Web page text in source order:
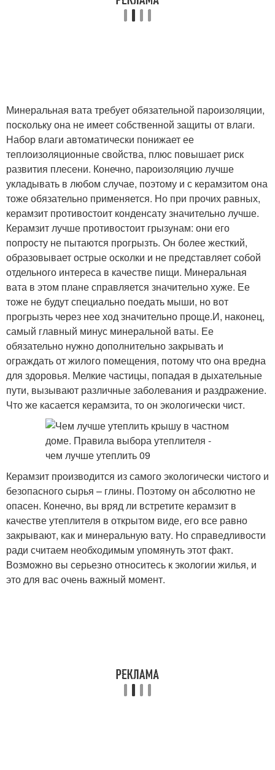
Минеральная вата требует обязательной пароизоляции,
поскольку она не имеет собственной защиты от влаги.
Набор влаги автоматически понижает ее
теплоизоляционные свойства, плюс повышает риск
развития плесени. Конечно, пароизоляцию лучше
укладывать в любом случае, поэтому и с керамзитом она
тоже обязательно применяется. Но при прочих равных,
керамзит противостоит конденсату значительно лучше.
Керамзит лучше противостоит грызунам: они его
попросту не пытаются прогрызть. Он более жесткий,
образовывает острые осколки и не представляет собой
отдельного интереса в качестве пищи. Минеральная
вата в этом плане справляется значительно хуже. Ее
тоже не будут специально поедать мыши, но вот
прогрызть через нее ход значительно проще.И, наконец,
самый главный минус минеральной ваты. Ее
обязательно нужно дополнительно закрывать и
ограждать от жилого помещения, потому что она вредна
для здоровья. Мелкие частицы, попадая в дыхательные
пути, вызывают различные заболевания и раздражение.
Что же касается керамзита, то он экологически чист.
Керамзит производится из самого экологически чистого и
безопасного сырья – глины. Поэтому он абсолютно не
опасен. Конечно, вы вряд ли встретите керамзит в
качестве утеплителя в открытом виде, его все равно
закрывают, как и минеральную вату. Но справедливости
ради считаем необходимым упомянуть этот факт.
Возможно вы серьезно относитесь к экологии жилья, и
это для вас очень важный момент.